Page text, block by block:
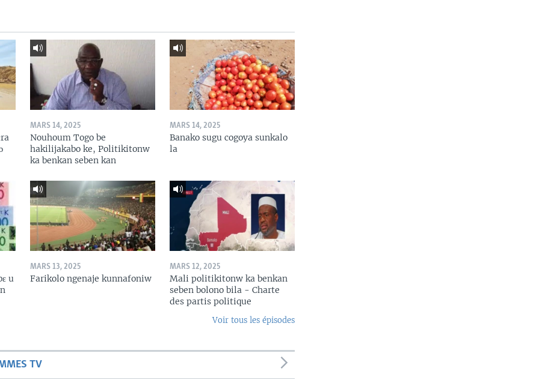
MARS 14, 2025
Nouhoum Togo be
hakilijakabo ke, Politikitonw
ka benkan seben kan
MARS 14, 2025
Banako sugu cogoya sunkalo
la
u
MARS 13, 2025
Farikolo ngenaje kunnafoniw
MARS 12, 2025
Mali politikitonw ka benkan
seben bolono bila - Charte
des partis politique
Voir tous les épisodes
TV